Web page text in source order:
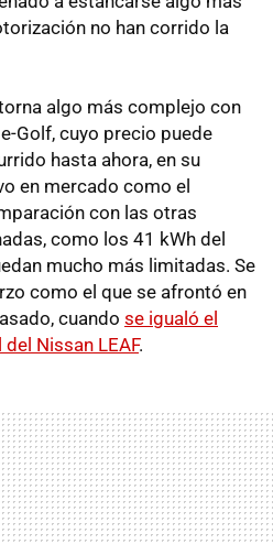
no han corrido la
algo más complejo con
Golf, cuyo precio puede
hasta ahora, en su
en mercado como el
con las otras
como los 41 kWh del
mucho más limitadas. Se
como el que se afrontó en
cuando se igualó el
Nissan LEAF.